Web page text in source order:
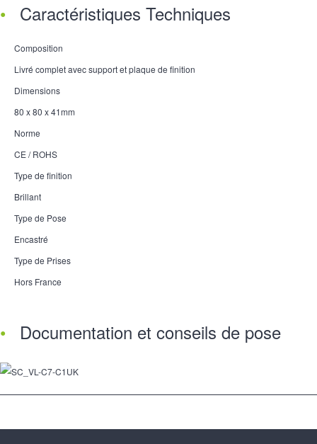
Caractéristiques Techniques
Composition
Livré complet avec support et plaque de finition
Dimensions
80 x 80 x 41mm
Norme
CE / ROHS
Type de finition
Brillant
Type de Pose
Encastré
Type de Prises
Hors France
Documentation et conseils de pose